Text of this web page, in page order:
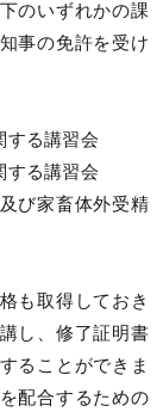
のいずれかの課
事の免許を受け
する講習会
する講習会
び家畜体外受精
も取得しておき
し、修了証明書
ることができま
配合するための